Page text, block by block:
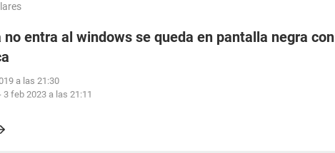
no entra al windows se queda en pantalla negra con
a las 21:30
3 feb 2023 a las 21:11